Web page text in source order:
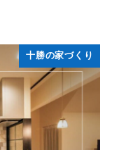
十勝の家づくり